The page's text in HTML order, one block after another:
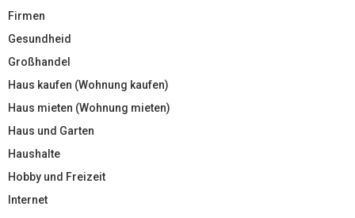
Firmen
Gesundheid
Großhandel
Haus kaufen (Wohnung kaufen)
Haus mieten (Wohnung mieten)
Haus und Garten
Haushalte
Hobby und Freizeit
Internet